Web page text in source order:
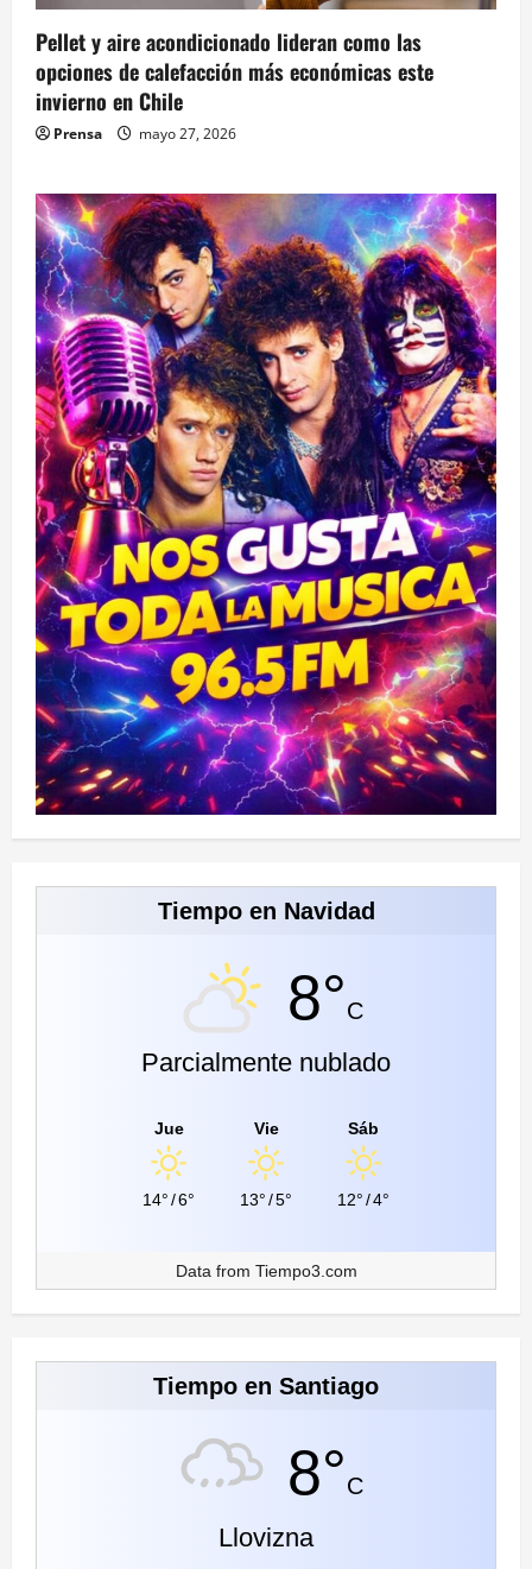
Pellet y aire acondicionado lideran como las
opciones de calefacción más económicas este
invierno en Chile
Prensa mayo 27, 2026
Tiempo en Navidad
8°C
Parcialmente nublado
Jue
14°/6°
Vie
13°/5°
Sáb
12°/4°
Data from Tiempo3.com
Tiempo en Santiago
8°C
Llovizna